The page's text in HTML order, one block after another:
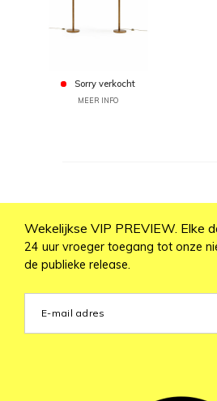
Sorry verkocht
MEER INFO
Wekelijkse VIP PREVIEW. Elke
24 uur vroeger toegang tot onze
de publieke release.